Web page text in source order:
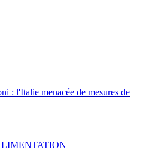
: l'Italie menacée de mesures de